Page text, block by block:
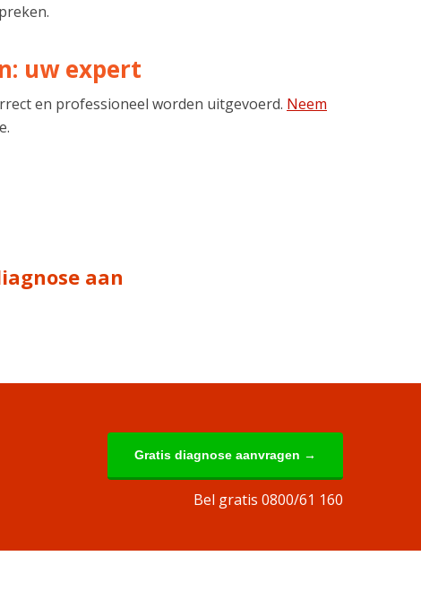
uw expert
en professioneel worden uitgevoerd. Neem
aan
Gratis diagnose aanvragen →
Bel gratis 0800/61 160